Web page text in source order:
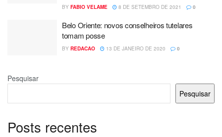
BY FABIO VELAME 8 DE SETEMBRO DE 2021 0
Belo Oriente: novos conselheiros tutelares
tomam posse
BY REDACAO 13 DE JANEIRO DE 2020 0
Pesquisar
Pesquisar
Posts recentes